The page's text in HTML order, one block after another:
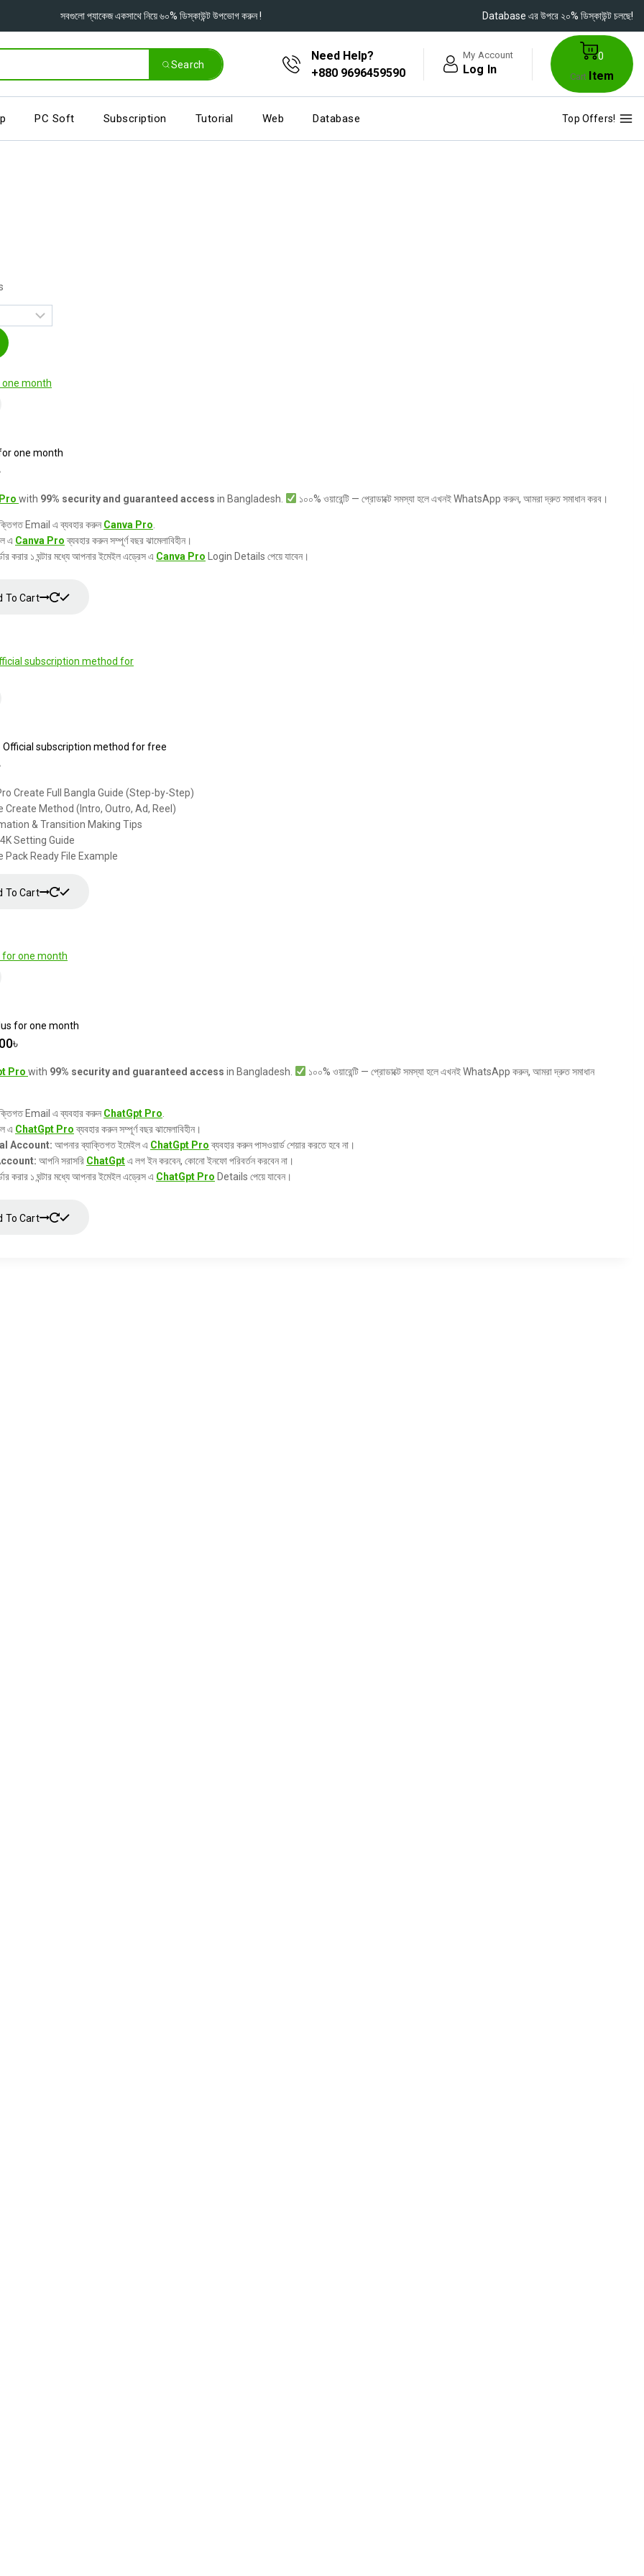
সবগুলো প্যাকেজ একসাথে নিয়ে ৬০% ডিস্কাউন্ট উপভোগ করুন ! Database এর উপরে ২০% ডিস্কাউন্ট চলছে!
Search
Need Help?
+880 9696459590
My Account
Log In
0
Cart Item
PC Soft Subscription Tutorial Web Database Top Offers!
one month
with 99% security and guaranteed access in Bangladesh. ১০০% ওয়ারেন্টি — প্রোডাক্টে সমস্যা হলে এখনই WhatsApp করুন, আমরা দ্রুত সমাধান করব।
Email এ ব্যবহার করুনCanva Pro
এ Canva Proব্যবহার করুন সম্পূর্ণ বছর ঝামেলাবিহীন।
করার ১ ঘন্টার মধ্যে আপনার ইমেইল এড্রেস এ Canva Pro Login Details পেয়ে যাবেন।
To Cart
Official subscription method for free
Create Full Bangla Guide (Step-by-Step)
Create Method (Intro, Outro, Ad, Reel)
& Transition Making Tips
Setting Guide
Pack Ready File Example
To Cart
for one month
৳
Pro with 99% security and guaranteed access in Bangladesh. ১০০% ওয়ারেন্টি — প্রোডাক্টে সমস্যা হলে এখনই WhatsApp করুন, আমরা দ্রুত সমাধান
Email এ ব্যবহার করুনChatGpt Pro
এ ChatGpt Proব্যবহার করুন সম্পূর্ণ বছর ঝামেলাবিহীন।
Account: আপনার ব্যাক্তিগত ইমেইল এ ChatGpt Proব্যবহার করুন পাসওয়ার্ড শেয়ার করতে হবে না।
আপনি সরাসরি ChatGptএ লগ ইন করবেন, কোনো ইনফো পরিবর্তন করবেন না।
করার ১ ঘন্টার মধ্যে আপনার ইমেইল এড্রেস এ ChatGpt Pro Details পেয়ে যাবেন।
To Cart